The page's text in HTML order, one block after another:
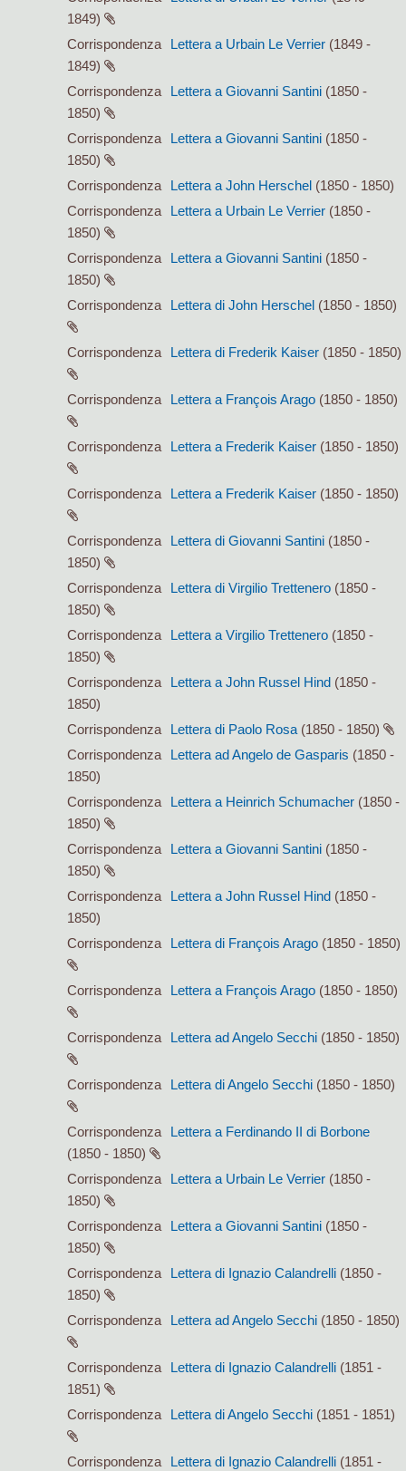
1849)
Corrispondenza
Lettera a Urbain Le Verrier (1849 -
1849)
Corrispondenza
Lettera a Giovanni Santini (1850 -
1850)
Corrispondenza
Lettera a Giovanni Santini (1850 -
1850)
Corrispondenza
Lettera a John Herschel (1850 - 1850)
Corrispondenza
Lettera a Urbain Le Verrier (1850 -
1850)
Corrispondenza
Lettera a Giovanni Santini (1850 -
1850)
Corrispondenza
Lettera di John Herschel (1850 - 1850)
Corrispondenza Lettera di Frederik Kaiser (1850 - 1850)
Corrispondenza Lettera a François Arago (1850 - 1850)
Corrispondenza Lettera a Frederik Kaiser (1850 - 1850)
Corrispondenza Lettera a Frederik Kaiser (1850 - 1850)
Corrispondenza Lettera di Giovanni Santini (1850 -
1850)
Corrispondenza
Lettera di Virgilio Trettenero (1850 -
1850)
Corrispondenza
Lettera a Virgilio Trettenero (1850 -
1850)
Corrispondenza
Lettera a John Russel Hind (1850 -
1850)
Corrispondenza
Lettera di Paolo Rosa (1850 - 1850)
Corrispondenza
Lettera ad Angelo de Gasparis (1850 -
1850)
Corrispondenza
Lettera a Heinrich Schumacher (1850 -
1850)
Corrispondenza
Lettera a Giovanni Santini (1850 -
1850)
Corrispondenza
Lettera a John Russel Hind (1850 -
1850)
Corrispondenza
Lettera di François Arago (1850 - 1850)
Corrispondenza Lettera a François Arago (1850 - 1850)
Corrispondenza Lettera ad Angelo Secchi (1850 - 1850)
Corrispondenza Lettera di Angelo Secchi (1850 - 1850)
Corrispondenza
Lettera a Ferdinando II di Borbone
(1850 - 1850)
Corrispondenza
Lettera a Urbain Le Verrier (1850 -
1850)
Corrispondenza
Lettera a Giovanni Santini (1850 -
1850)
Corrispondenza
Lettera di Ignazio Calandrelli (1850 -
1850)
Corrispondenza
Lettera ad Angelo Secchi (1850 - 1850)
Corrispondenza Lettera di Ignazio Calandrelli (1851 -
1851)
Corrispondenza
Lettera di Angelo Secchi (1851 - 1851)
Corrispondenza Lettera di Ignazio Calandrelli (1851 -